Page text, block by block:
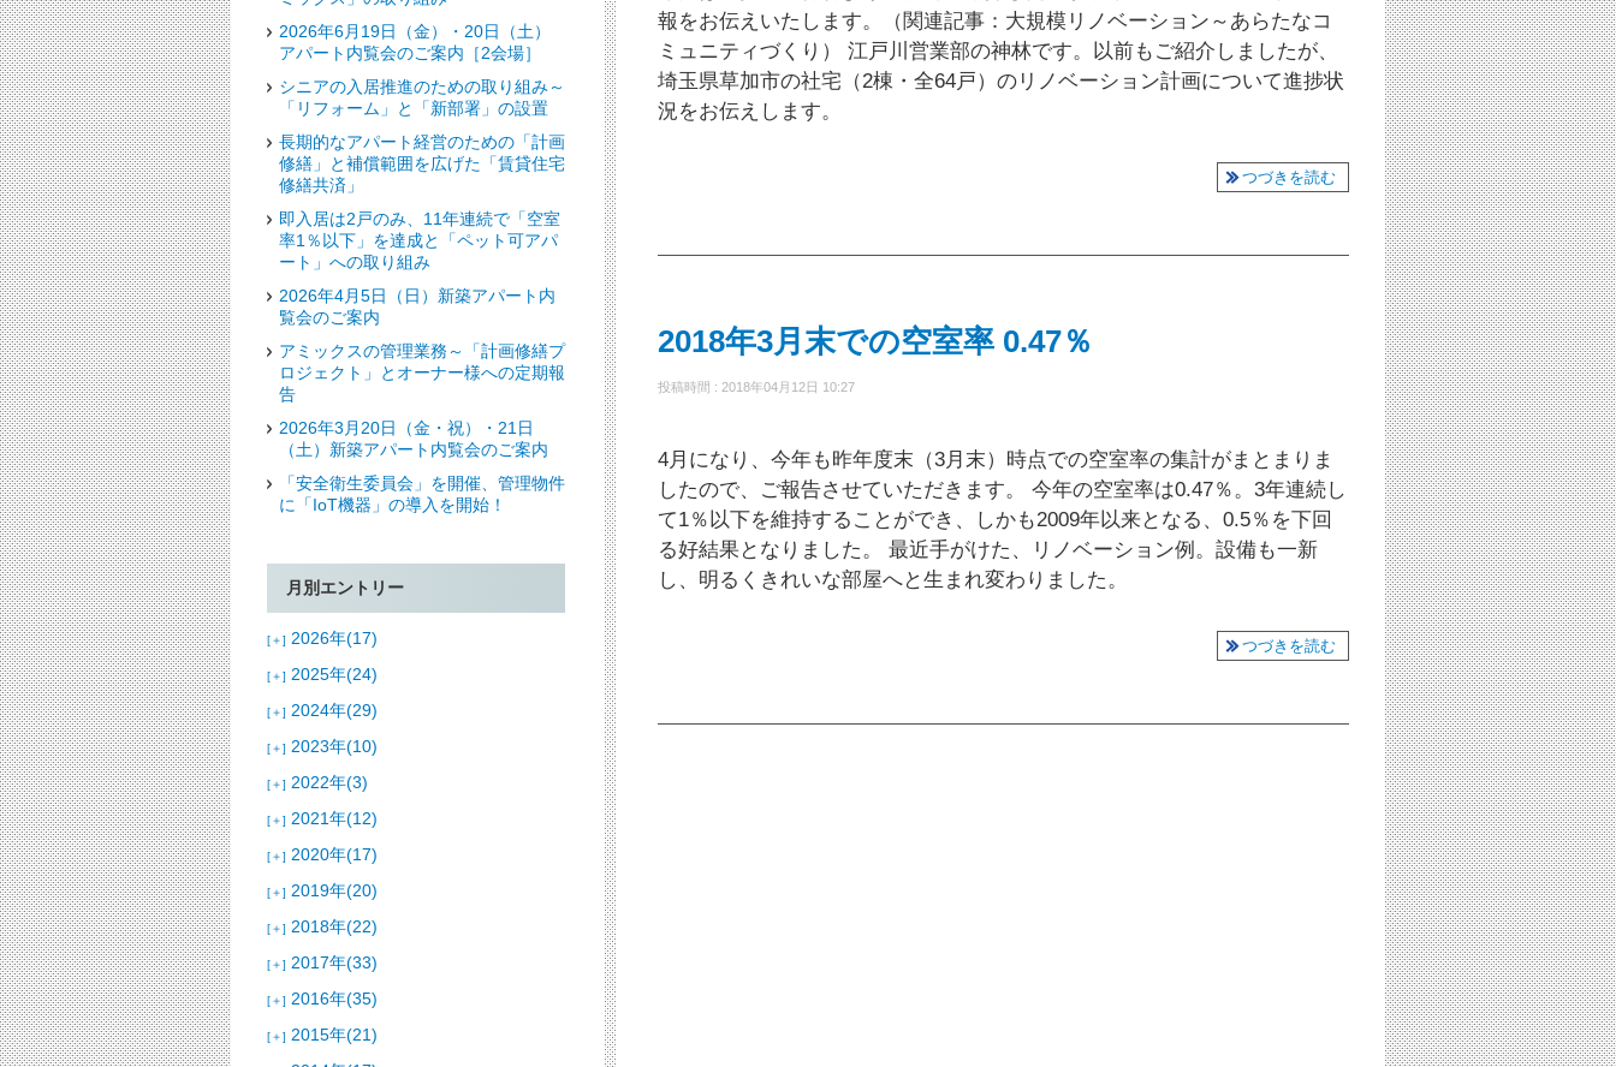
報をお伝えいたします。（関連記事：大規模リノベーション～あらたなコ
ミュニティづくり） 江戸川営業部の神林です。以前もご紹介しましたが、
埼玉県草加市の社宅（2棟・全64戸）のリノベーション計画について進捗状
況をお伝えします。
つづきを読む
2018年3月末での空室率 0.47％
投稿時間 : 2018年04月12日 10:27
4月になり、今年も昨年度末（3月末）時点での空室率の集計がまとまりま
したので、ご報告させていただきます。 今年の空室率は0.47％。3年連続し
て1％以下を維持することができ、しかも2009年以来となる、0.5％を下回
る好結果となりました。 最近手がけた、リノベーション例。設備も一新
し、明るくきれいな部屋へと生まれ変わりました。
つづきを読む
2026年6月19日（金）・20日（土）
アパート内覧会のご案内［2会場］
シニアの入居推進のための取り組み～
「リフォーム」と「新部署」の設置
長期的なアパート経営のための「計画
修繕」と補償範囲を広げた「賃貸住宅
修繕共済」
即入居は2戸のみ、11年連続で「空室
率1％以下」を達成と「ペット可アパ
ート」への取り組み
2026年4月5日（日）新築アパート内
覧会のご案内
アミックスの管理業務～「計画修繕プ
ロジェクト」とオーナー様への定期報
告
2026年3月20日（金・祝）・21日
（土）新築アパート内覧会のご案内
「安全衛生委員会」を開催、管理物件
に「IoT機器」の導入を開始！
月別エントリー
[＋] 2026年(17)
[＋] 2025年(24)
[＋] 2024年(29)
[＋] 2023年(10)
[＋] 2022年(3)
[＋] 2021年(12)
[＋] 2020年(17)
[＋] 2019年(20)
[＋] 2018年(22)
[＋] 2017年(33)
[＋] 2016年(35)
[＋] 2015年(21)